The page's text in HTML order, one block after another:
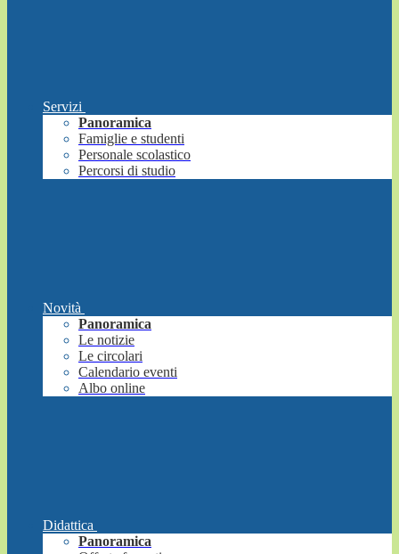
Servizi
Panoramica
Famiglie e studenti
Personale scolastico
Percorsi di studio
Novità
Panoramica
Le notizie
Le circolari
Calendario eventi
Albo online
Didattica
Panoramica